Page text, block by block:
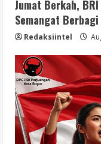
Jumat Berkah,
Semangat Berbagi
Redaksiintel